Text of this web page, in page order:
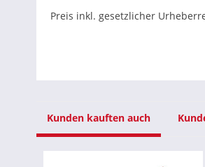
Preis inkl. gesetzlicher
Kunden kauften auch